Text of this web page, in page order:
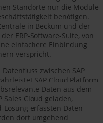
Standorte nur die Module
benötigen.
in Beckum und der
ERP-Software-Suite, von
einfachere Einbindung
verspricht.
zwischen SAP
SAP Cloud Platform
Daten aus dem
Sales Cloud geladen,
erfassten Daten
dort umgehend